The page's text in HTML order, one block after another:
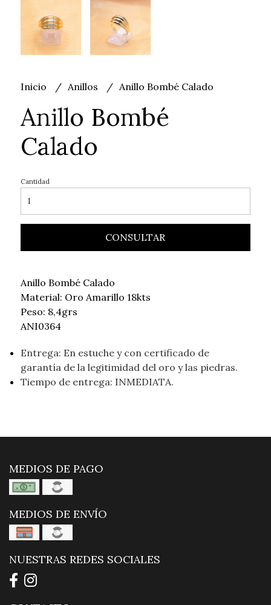
Inicio Anillos Anillo Bombé Calado
Anillo Bombé
Calado
Cantidad
CONSULTAR
Anillo Bombé Calado
Material: Oro Amarillo 18kts
Peso: 8,4grs
ANI0364
Entrega: En estuche y con certificado de
garantía de la legitimidad del oro y las piedras.
Tiempo de entrega: INMEDIATA.
MEDIOS DE PAGO
MEDIOS DE ENVÍO
NUESTRAS REDES SOCIALES